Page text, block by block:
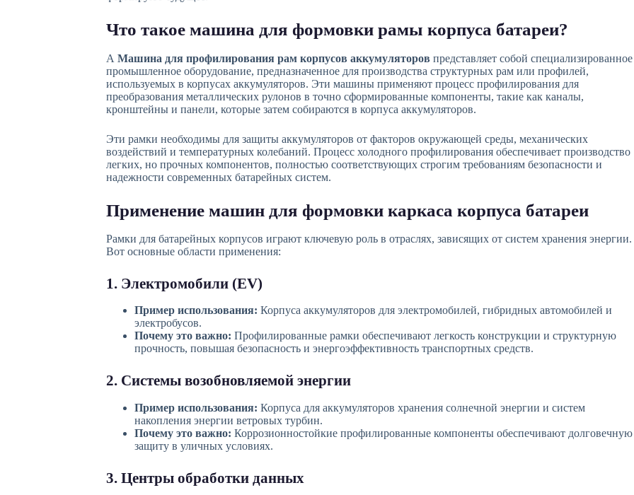
Что такое машина для формовки рамы корпуса батареи?
А Машина для профилирования рам корпусов аккумуляторов представляет собой специализированное
промышленное оборудование, предназначенное для производства структурных рам или профилей,
используемых в корпусах аккумуляторов. Эти машины применяют процесс профилирования для
преобразования металлических рулонов в точно сформированные компоненты, такие как каналы,
кронштейны и панели, которые затем собираются в корпуса аккумуляторов.
Эти рамки необходимы для защиты аккумуляторов от факторов окружающей среды, механических
воздействий и температурных колебаний. Процесс холодного профилирования обеспечивает производство
легких, но прочных компонентов, полностью соответствующих строгим требованиям безопасности и
надежности современных батарейных систем.
Применение машин для формовки каркаса корпуса батареи
Рамки для батарейных корпусов играют ключевую роль в отраслях, зависящих от систем хранения энергии.
Вот основные области применения:
1. Электромобили (EV)
Пример использования: Корпуса аккумуляторов для электромобилей, гибридных автомобилей и
электробусов.
Почему это важно: Профилированные рамки обеспечивают легкость конструкции и структурную
прочность, повышая безопасность и энергоэффективность транспортных средств.
2. Системы возобновляемой энергии
Пример использования: Корпуса для аккумуляторов хранения солнечной энергии и систем
накопления энергии ветровых турбин.
Почему это важно: Коррозионностойкие профилированные компоненты обеспечивают долговечную
защиту в уличных условиях.
3. Центры обработки данных